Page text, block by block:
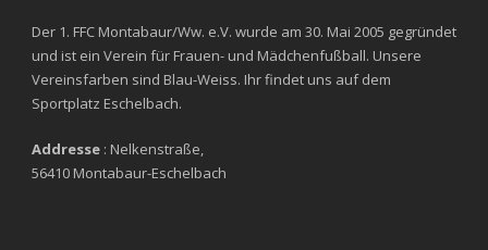
Der 1. FFC Montabaur/Ww. e.V. wurde am 30. Mai 2005 gegründet
und ist ein Verein für Frauen- und Mädchenfußball. Unsere
Vereinsfarben sind Blau-Weiss. Ihr findet uns auf dem
Sportplatz Eschelbach.
Addresse : Nelkenstraße,
56410 Montabaur-Eschelbach